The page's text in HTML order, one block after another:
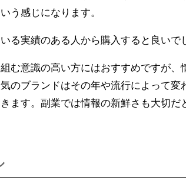
う感じになります。
る実績のある人から購入すると良いで
む意識の高い方にはおすすめですが、
のブランドはその年や流行によって変
ます。副業では情報の新鮮さも大切だ